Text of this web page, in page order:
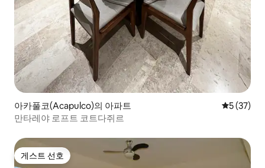
아카풀코(Acapulco)의 아파트 평점 5점
5 (37)
만타레야 로프트 코트다쥐르
게스트 선호
게스트 선호